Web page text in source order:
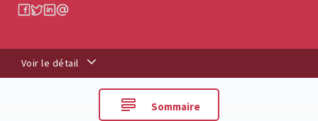
Voir le détail
Sommaire